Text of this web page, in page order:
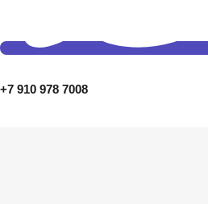
+7 910 978 7008